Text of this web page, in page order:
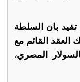
بان السلطة
العقد القائم مع
المصري،